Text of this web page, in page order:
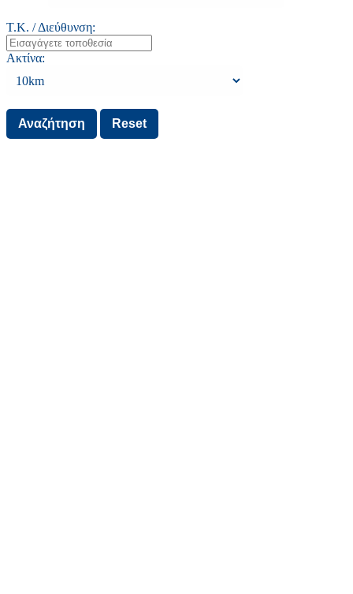
Τ.Κ. / Διεύθυνση:
Ακτίνα: